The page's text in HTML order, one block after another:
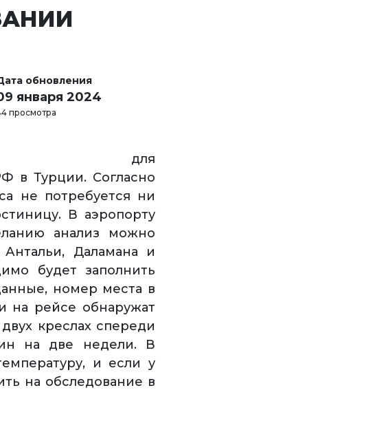
обновления
января 2024
просмотра
для
в Турции. Согласно
не потребуется ни
В аэропорту
анализ можно
Даламана и
будет заполнить
номер места в
на рейсе обнаружат
креслах спереди
на две недели. В
и если у
на обследование в